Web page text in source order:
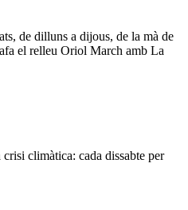
de dilluns a dijous, de la mà de
el relleu Oriol March amb La
climàtica: cada dissabte per